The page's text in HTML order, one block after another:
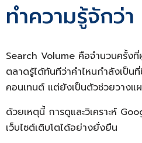
ทำความรู้จักว่
Search Volume คือจำนวนครั้ง
ตลาดรู้ได้ทันทีว่าคำไหนกำลังเป็น
คอนเทนต์ แต่ยังเป็นตัวช่วยวางแ
ด้วยเหตุนี้ การดูและวิเคราะห์
เว็บไซต์เติบโตได้อย่างยั่งยืน